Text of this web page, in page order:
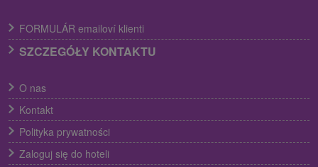
FORMULÁR emailoví klienti
SZCZEGÓŁY KONTAKTU
O nas
Kontakt
Polityka prywatności
Zaloguj się do hoteli